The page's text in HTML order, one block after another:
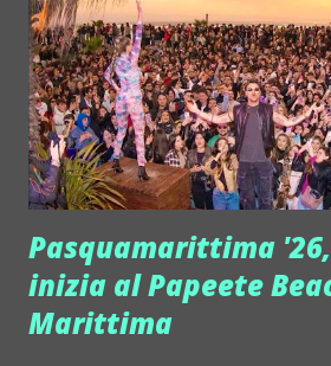
Stupidisco. Sartini, top dj marchigiano,
mescola house, melodia e ritmi
segno diversi successi di livello
recente remix di "L'Emozione non ha
Celentano. Lo stile inconfondibile di
Pasquamarittima
inizia al Papeete
Marittima